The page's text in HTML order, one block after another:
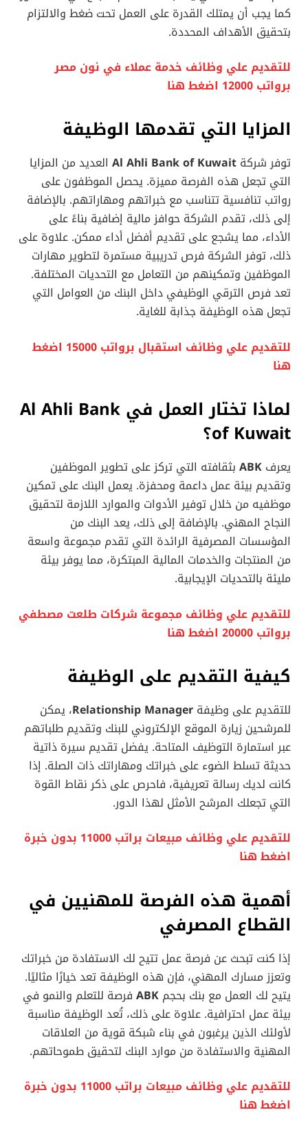
كما يجب أن يمتلك القدرة على العمل تحت ضغط والالتزام
بتحقيق الأهداف المحددة.
للتقديم علي وظائف خدمة عملاء في نون مصر
برواتب 12000 اضغط هنا
المزايا التي تقدمها الوظيفة
توفر شركة Al Ahli Bank of Kuwait العديد من المزايا
التي تجعل هذه الفرصة مميزة. يحصل الموظفون على
رواتب تنافسية تتناسب مع خبراتهم ومهاراتهم. بالإضافة
إلى ذلك، تقدم الشركة حوافز مالية إضافية بناءً على
الأداء، مما يشجع على تقديم أفضل أداء ممكن. علاوة على
ذلك، توفر الشركة فرص تدريبية مستمرة لتطوير مهارات
الموظفين وتمكينهم من التعامل مع التحديات المختلفة.
تعد فرص الترقي الوظيفي داخل البنك من العوامل التي
تجعل هذه الوظيفة جذابة للغاية.
للتقديم علي وظائف استقبال برواتب 15000 اضغط
هنا
لماذا تختار العمل في Al Ahli Bank
of Kuwait؟
يعرف ABK بثقافته التي تركز على تطوير الموظفين
وتقديم بيئة عمل داعمة ومحفزة. يعمل البنك على تمكين
موظفيه من خلال توفير الأدوات والموارد اللازمة لتحقيق
النجاح المهني. بالإضافة إلى ذلك، يعد البنك من
المؤسسات المصرفية الرائدة التي تقدم مجموعة واسعة
من المنتجات والخدمات المالية المبتكرة، مما يوفر بيئة
مليئة بالتحديات الإيجابية.
للتقديم علي وظائف مجموعة شركات طلعت مصطفي
برواتب 20000 اضغط هنا
كيفية التقديم على الوظيفة
للتقديم على وظيفة Relationship Manager، يمكن
للمرشحين زيارة الموقع الإلكتروني للبنك وتقديم طلباتهم
عبر استمارة التوظيف المتاحة. يفضل تقديم سيرة ذاتية
حديثة تسلط الضوء على خبراتك ومهاراتك ذات الصلة. إذا
كانت لديك رسالة تعريفية، فاحرص على ذكر نقاط القوة
التي تجعلك المرشح الأمثل لهذا الدور.
للتقديم علي وظائف مبيعات براتب 11000 بدون خبرة
اضغط هنا
أهمية هذه الفرصة للمهنيين في
القطاع المصرفي
إذا كنت تبحث عن فرصة عمل تتيح لك الاستفادة من خبراتك
وتعزز مسارك المهني، فإن هذه الوظيفة تعد خيارًا مثاليًا.
يتيح لك العمل مع بنك بحجم ABK فرصة للتعلم والنمو في
بيئة عمل احترافية. علاوة على ذلك، تُعد الوظيفة مناسبة
لأولئك الذين يرغبون في بناء شبكة قوية من العلاقات
المهنية والاستفادة من موارد البنك لتحقيق طموحاتهم.
للتقديم علي وظائف مبيعات براتب 11000 بدون خبرة
اضغط هنا